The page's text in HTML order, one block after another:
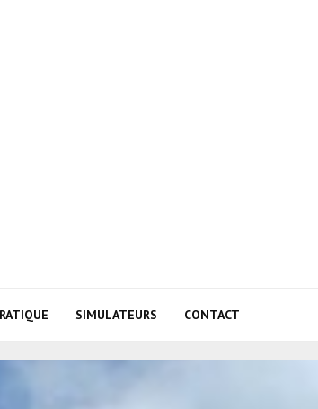
SIMULATEURS CONTACT